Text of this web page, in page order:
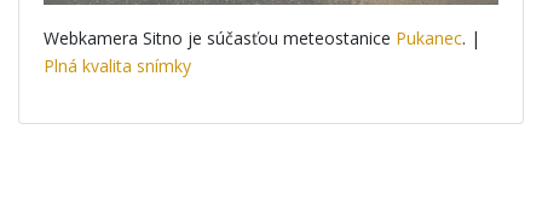
Webkamera Sitno je súčasťou meteostanice Pukanec. |
Plná kvalita snímky